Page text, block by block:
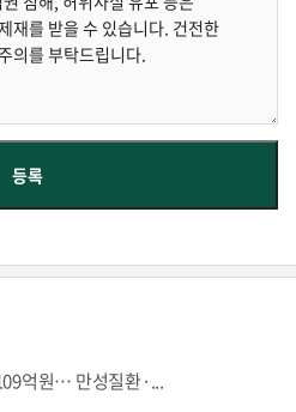
억원… 만성질환·...